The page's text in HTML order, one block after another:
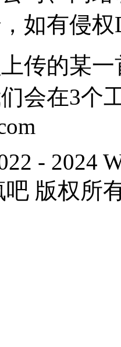
如有侵
传的某
会在3个
- 2024
吧 版权所